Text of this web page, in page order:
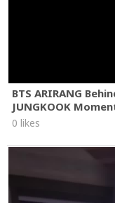
BTS ARIRANG
JUNGKOOK
0 likes